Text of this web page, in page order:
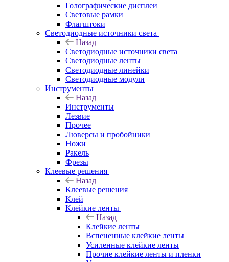
Голографические дисплеи
Световые рамки
Флагштоки
Светодиодные источники света
Назад
Светодиодные источники света
Светодиодные ленты
Светодиодные линейки
Светодиодные модули
Инструменты
Назад
Инструменты
Лезвие
Прочее
Люверсы и пробойники
Ножи
Ракель
Фрезы
Клеевые решения
Назад
Клеевые решения
Клей
Клейкие ленты
Назад
Клейкие ленты
Вспененные клейкие ленты
Усиленные клейкие ленты
Прочие клейкие ленты и пленки